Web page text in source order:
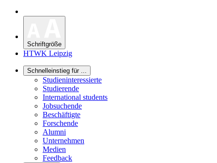
Schriftgröße
HTWK Leipzig
Schnelleinstieg für ...
Studieninteressierte
Studierende
International students
Jobsuchende
Beschäftigte
Forschende
Alumni
Unternehmen
Medien
Feedback